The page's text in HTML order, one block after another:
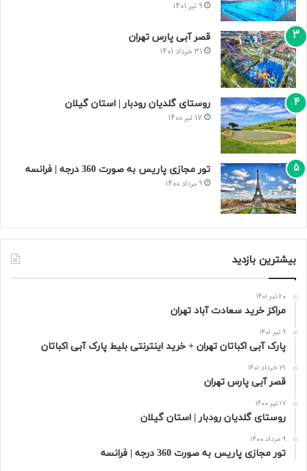
9 تیر 1401
قصر آبی پارس تهران
31 خرداد 1401
روستای گلدیان رودبار | استان گیلان
17 تیر 1400
تور مجازی پاریس به صورت 360 درجه | فرانسه
9 مرداد 1400
بیشترین بازدید
20 تیر 1401
مراکز خرید سعادت‌ آباد تهران
9 تیر 1401
پارک آبی اکباتان تهران + خرید اینترنتی بلیط پارک آبی اکباتان
31 خرداد 1401
قصر آبی پارس تهران
17 تیر 1400
روستای گلدیان رودبار | استان گیلان
9 مرداد 1400
تور مجازی پاریس به صورت 360 درجه | فرانسه